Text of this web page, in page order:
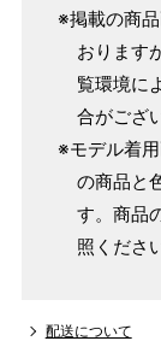
※掲載の商
おります
覧環境に
合がござ
※モデル着
の商品と
す。商品
照くださ
配送について